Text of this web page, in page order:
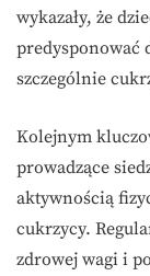
wykazały, że
predysponować
szczególnie
Kolejnym
prowadzące
aktywnością
cukrzycy.
zdrowej wagi i